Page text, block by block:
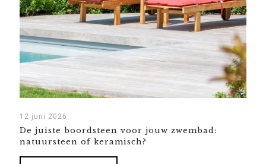
12 juni 2026
De juiste boordsteen voor jouw zwembad:
natuursteen of keramisch?